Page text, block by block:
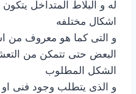
له و البلاط المتداخل
اشكال مختلفه
و التى كما هو معروف من
البعض حتى تتمكن من
الشكل المطلوب
و الذى يتطلب وجود فنى